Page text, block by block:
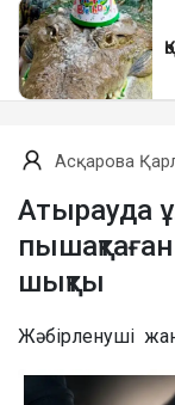
Асқарова
Атырауда
шықты
Жәбірленуші